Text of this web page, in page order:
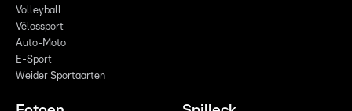
Volleyball
Vëlossport
Auto-Moto
E-Sport
Weider Sportaarten